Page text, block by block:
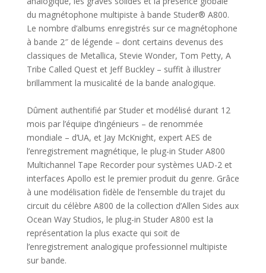
du magnétophone multipiste à bande Studer® A800.
Le nombre d’albums enregistrés sur ce magnétophone
à bande 2″ de légende – dont certains devenus des
classiques de Metallica, Stevie Wonder, Tom Petty, A
Tribe Called Quest et Jeff Buckley – suffit à illustrer
brillamment la musicalité de la bande analogique.
Dûment authentifié par Studer et modélisé durant 12
mois par l’équipe d’ingénieurs – de renommée
mondiale – d’UA, et Jay McKnight, expert AES de
l’enregistrement magnétique, le plug-in Studer A800
Multichannel Tape Recorder pour systèmes UAD-2 et
interfaces Apollo est le premier produit du genre. Grâce
à une modélisation fidèle de l’ensemble du trajet du
circuit du célèbre A800 de la collection d’Allen Sides aux
Ocean Way Studios, le plug-in Studer A800 est la
représentation la plus exacte qui soit de
l’enregistrement analogique professionnel multipiste
sur bande.